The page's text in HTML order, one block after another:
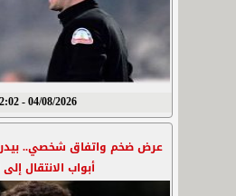
04/08/2026 - 2:02 م
عرض ضخم واتفاق شخصي..
أبواب الانتقال إلى